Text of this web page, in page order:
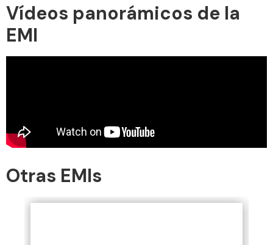
Vídeos panorámicos de la
EMI
Otras EMIs